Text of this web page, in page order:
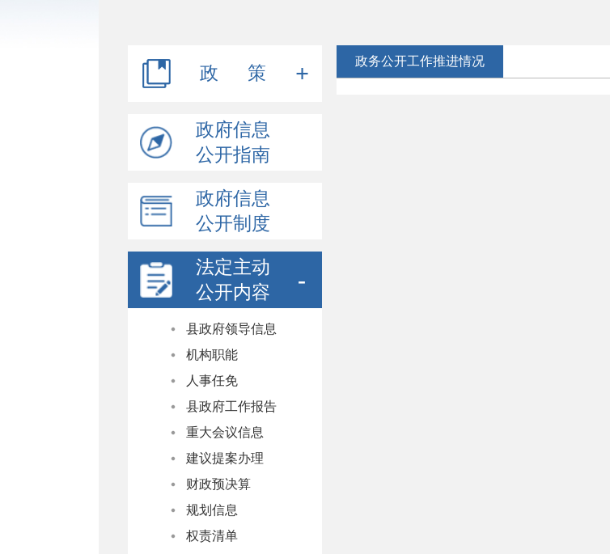
政 策
行政规范性文件
其他文件
政府信息
公开指南
政府信息
公开制度
法定主动
公开内容
县政府领导信息
机构职能
人事任免
县政府工作报告
重大会议信息
建议提案办理
财政预决算
规划信息
权责清单
政务公开工作推进情况